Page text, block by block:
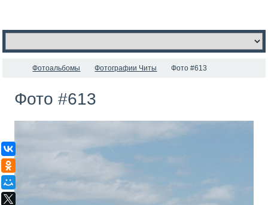
X
Фотоальбомы Фотографии Читы Фото #613
Фото #613